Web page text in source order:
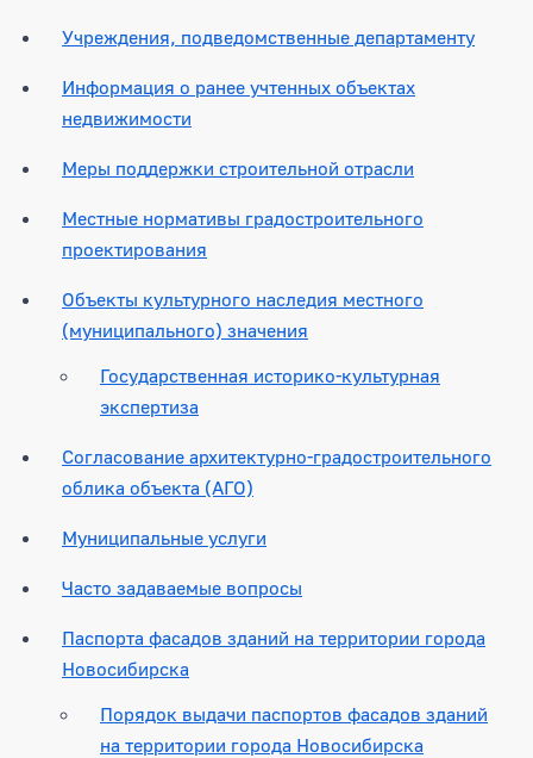
Учреждения, подведомственные департаменту
Информация о ранее учтенных объектах
недвижимости
Меры поддержки строительной отрасли
Местные нормативы градостроительного
проектирования
Объекты культурного наследия местного
(муниципального) значения
Государственная историко-культурная
экспертиза
Согласование архитектурно-градостроительного
облика объекта (АГО)
Муниципальные услуги
Часто задаваемые вопросы
Паспорта фасадов зданий на территории города
Новосибирска
Порядок выдачи паспортов фасадов зданий
на территории города Новосибирска